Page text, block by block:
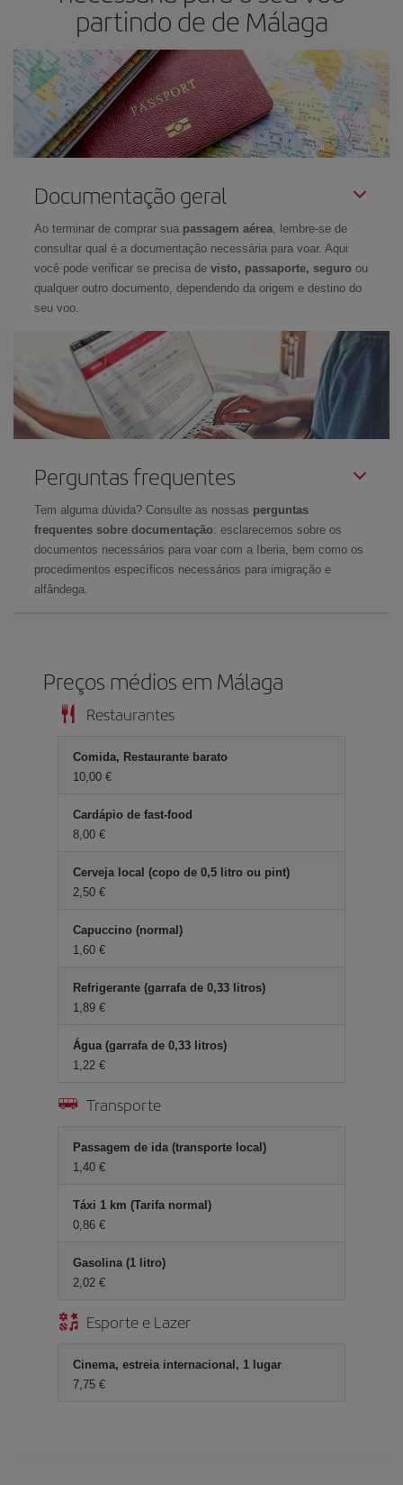
partindo de de Málaga
Documentação geral
Ao terminar de comprar sua passagem aérea , lembre-se de
consultar qual é a documentação necessária para voar. Aqui
você pode verificar se precisa de visto, passaporte, seguro ou
qualquer outro documento, dependendo da origem e destino do
seu voo.
Perguntas frequentes
Tem alguma dúvida? Consulte as nossas perguntas
frequentes sobre documentação: esclarecemos sobre os
documentos necessários para voar com a Iberia, bem como os
procedimentos específicos necessários para imigração e
alfândega.
Preços médios em Málaga
Restaurantes
Comida, Restaurante barato
10,00 €
Cardápio de fast-food
8,00 €
Cerveja local (copo de 0,5 litro ou pint)
2,50 €
Capuccino (normal)
1,60 €
Refrigerante (garrafa de 0,33 litros)
1,89 €
Água (garrafa de 0,33 litros)
1,22 €
Transporte
Passagem de ida (transporte local)
1,40 €
Táxi 1 km (Tarifa normal)
0,86 €
Gasolina (1 litro)
2,02 €
Esporte e Lazer
Cinema, estreia internacional, 1 lugar
7,75 €